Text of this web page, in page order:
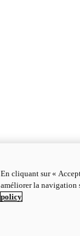
En cliquant sur «
améliorer la navigation
policy